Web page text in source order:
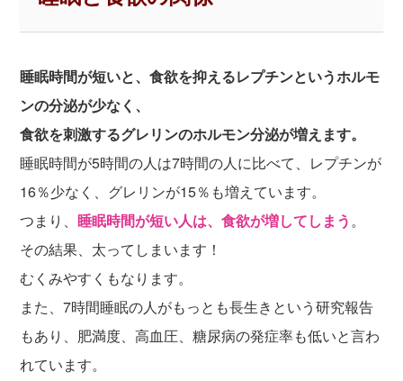
睡眠時間が短いと、食欲を抑えるレプチンというホルモ
ンの分泌が少なく、
食欲を刺激するグレリンのホルモン分泌が増えます。
睡眠時間が5時間の人は7時間の人に比べて、レプチンが
16％少なく、グレリンが15％も増えています。
つまり、 睡眠時間が短い人は、食欲が増してしまう。
その結果、太ってしまいます！
むくみやすくもなります。
また、7時間睡眠の人がもっとも長生きという研究報告
もあり、肥満度、高血圧、糖尿病の発症率も低いと言わ
れています。